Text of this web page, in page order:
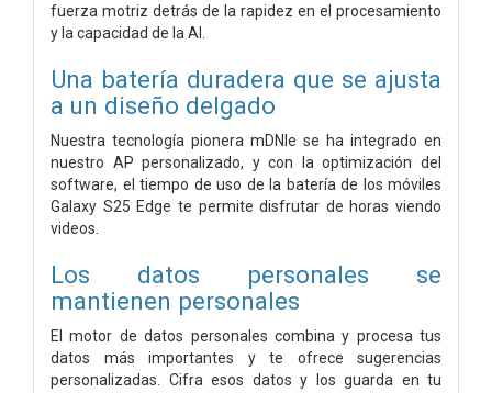
fuerza motriz detrás de la rapidez en el procesamiento
y la capacidad de la AI.
Una batería duradera que se ajusta
a un diseño delgado
Nuestra tecnología pionera mDNIe se ha integrado en
nuestro AP personalizado, y con la optimización del
software, el tiempo de uso de la batería de los móviles
Galaxy S25 Edge te permite disfrutar de horas viendo
videos.
Los datos personales se
mantienen personales
El motor de datos personales combina y procesa tus
datos más importantes y te ofrece sugerencias
personalizadas. Cifra esos datos y los guarda en tu